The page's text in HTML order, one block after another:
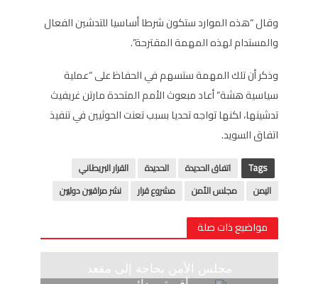
وقال “هذه الموارد ستكون شرطا أساسيا للتدشين الفعال
والمستدام لهذه المهمة المقترحة”.
وذكر أن تلك المهمة ستسهم في الحفاظ على “عملية
سياسية هشة” أعاد مبعوث الأمم المتحدة مارتن غريفيث
تدشينها، لكنها تواجه تحديا بسبب تعنت الحوثيين في تنفيذ
اتفاق السويد.
Tags اتفاق الحديدة الحديدة
القرار البريطاني
اليمن
مجلس الأمن مشروع قرار نشر مراقبين دوليين
مواضيع ذات صلة
مجلس الأمن بحاجة إلى مقعد